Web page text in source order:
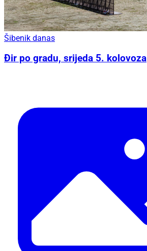
Šibenik danas
Đir po gradu, srijeda 5. kolovoza